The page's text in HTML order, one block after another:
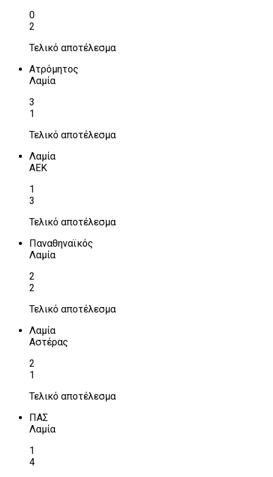
0
2
Τελικό αποτέλεσμα
Ατρόμητος
Λαμία
3
1
Τελικό αποτέλεσμα
Λαμία
ΑΕΚ
1
3
Τελικό αποτέλεσμα
Παναθηναϊκός
Λαμία
2
2
Τελικό αποτέλεσμα
Λαμία
Αστέρας
2
1
Τελικό αποτέλεσμα
ΠΑΣ
Λαμία
1
4